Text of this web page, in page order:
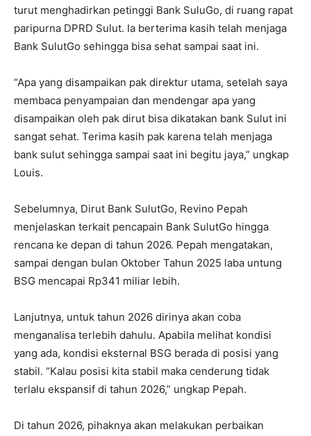
turut menghadirkan petinggi Bank SuluGo, di ruang rapat
paripurna DPRD Sulut. Ia berterima kasih telah menjaga
Bank SulutGo sehingga bisa sehat sampai saat ini.
“Apa yang disampaikan pak direktur utama, setelah saya
membaca penyampaian dan mendengar apa yang
disampaikan oleh pak dirut bisa dikatakan bank Sulut ini
sangat sehat. Terima kasih pak karena telah menjaga
bank sulut sehingga sampai saat ini begitu jaya,” ungkap
Louis.
Sebelumnya, Dirut Bank SulutGo, Revino Pepah
menjelaskan terkait pencapain Bank SulutGo hingga
rencana ke depan di tahun 2026. Pepah mengatakan,
sampai dengan bulan Oktober Tahun 2025 laba untung
BSG mencapai Rp341 miliar lebih.
Lanjutnya, untuk tahun 2026 dirinya akan coba
menganalisa terlebih dahulu. Apabila melihat kondisi
yang ada, kondisi eksternal BSG berada di posisi yang
stabil. “Kalau posisi kita stabil maka cenderung tidak
terlalu ekspansif di tahun 2026,” ungkap Pepah.
Di tahun 2026, pihaknya akan melakukan perbaikan